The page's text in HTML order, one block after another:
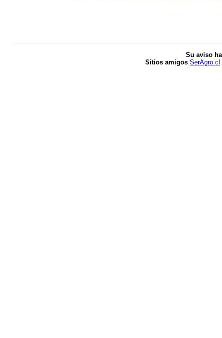
Su aviso
Sitios amigos SerAgro.cl